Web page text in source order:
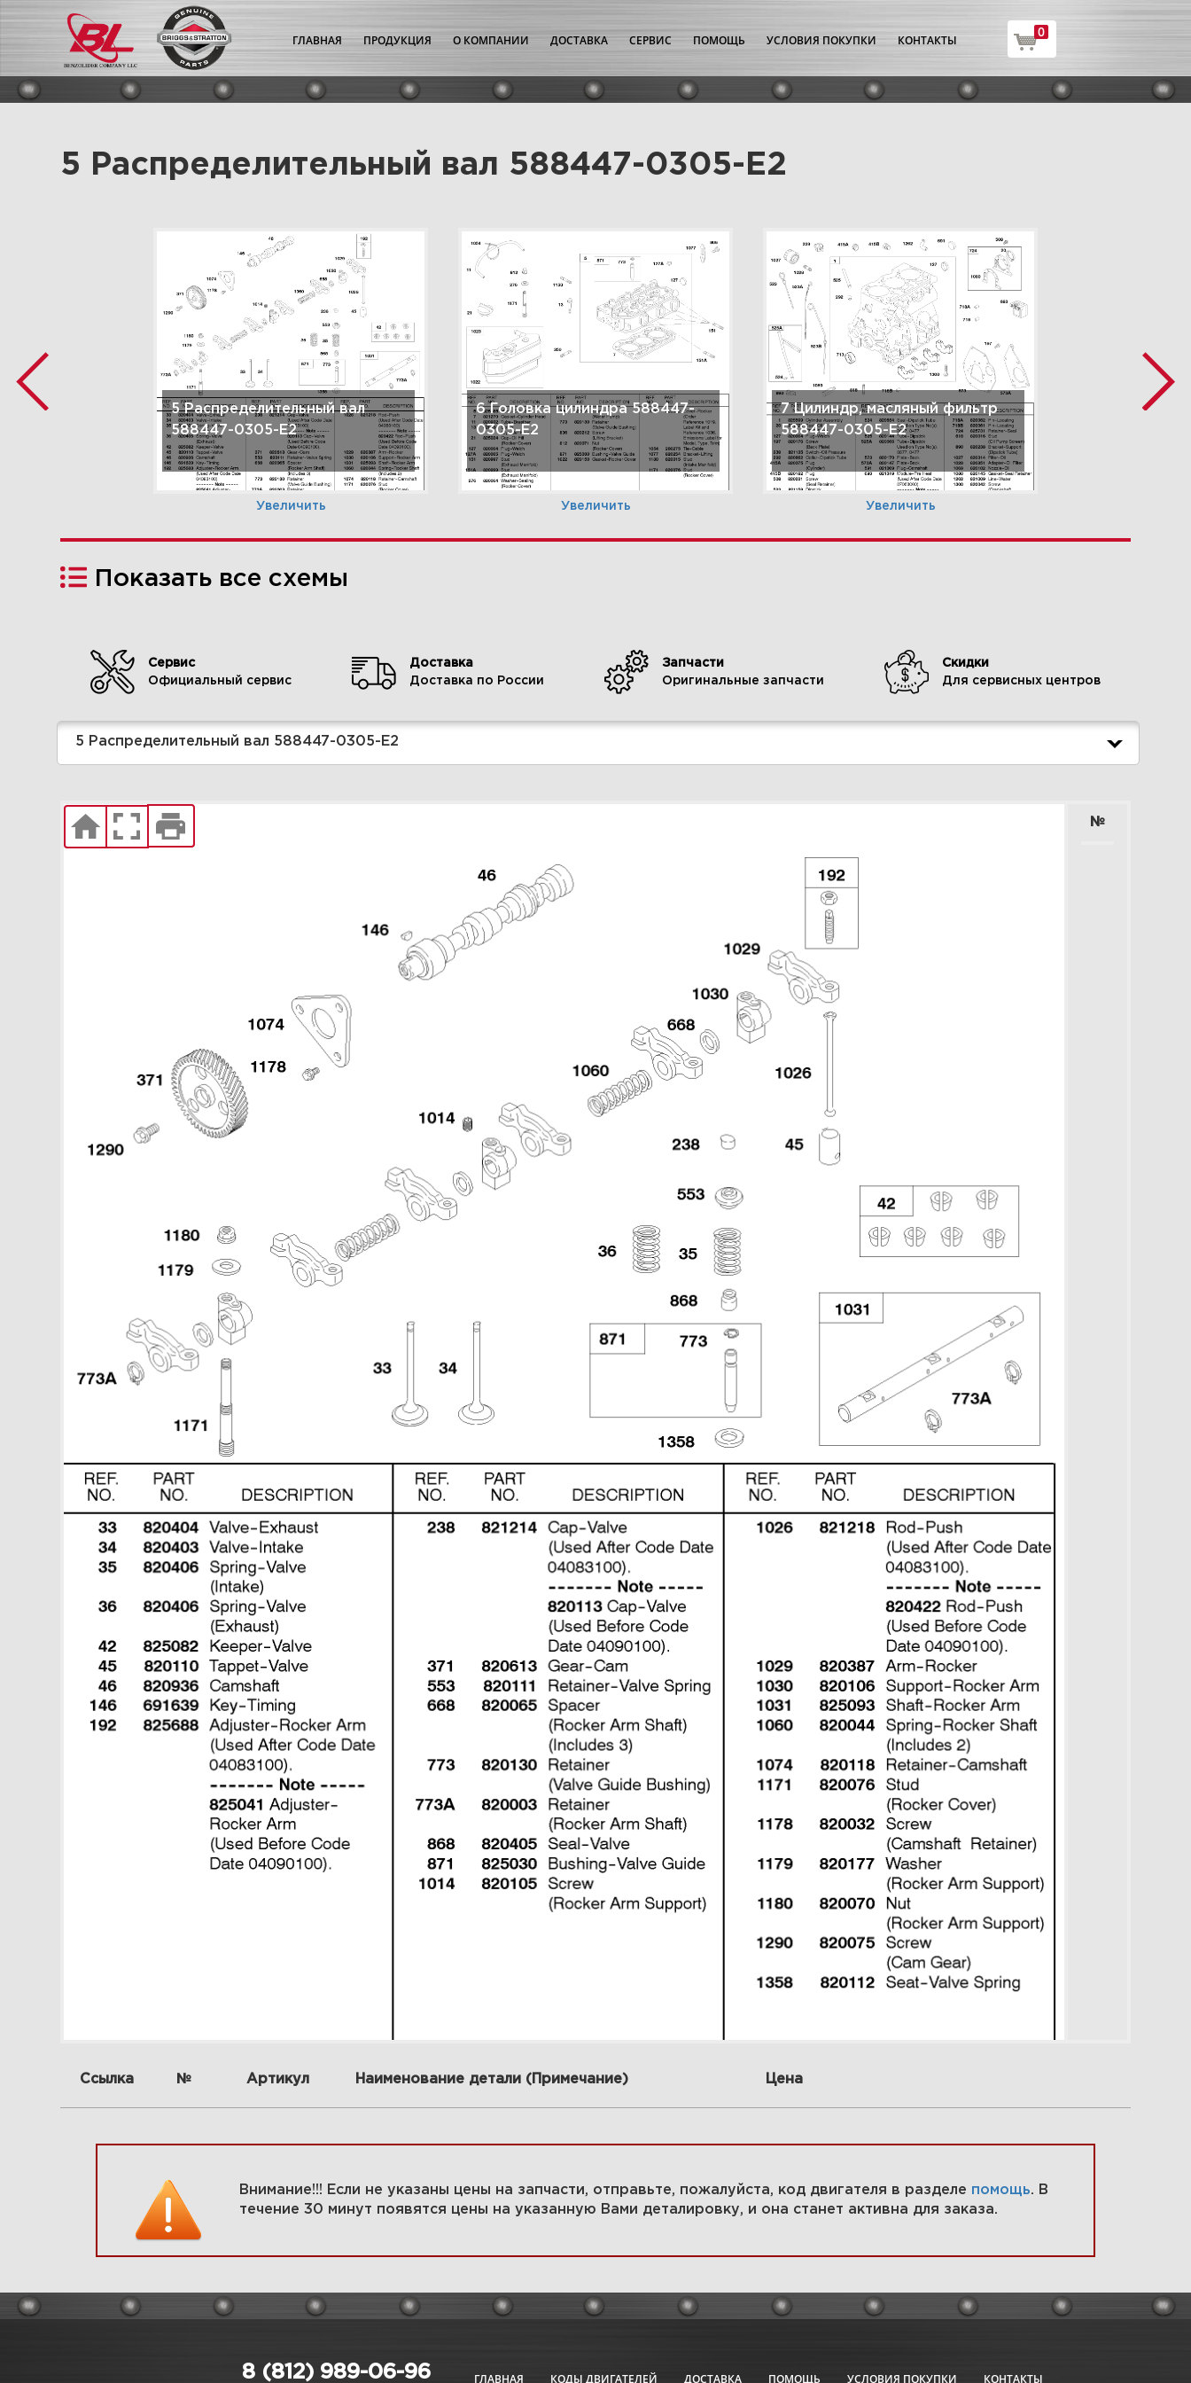
ГЛАВНАЯ ПРОДУКЦИЯ О КОМПАНИИ ДОСТАВКА СЕРВИС ПОМОЩЬ УСЛОВИЯ ПОКУПКИ КОНТАКТЫ
0
5 Распределительный вал 588447-0305-E2
5 Распределительный вал
588447-0305-E2
Увеличить
6 Головка цилиндра 588447-
0305-E2
Увеличить
7 Цилиндр, масляный фильтр
588447-0305-E2
Увеличить
двигателя 588447-0305-E2
9 Монтажные кронштейны
двигателя 588447-0305-E2
10 Корпус маховика, вал-
заглушка, маховик 588447-
топливный насос 588447-
Увеличить Увеличить
13 Корпус редуктора 588447-
0305-E2
14 Руководство по ремонту
588447-0305-E2
15 Глушитель, Адаптер
глушителя 588447-0305-E2
фильтр 588447-0305-E2
Увеличить
17 Поршень, маховик,
коленчатый вал 588447-0305-
E2
Увеличить
18 Радиатор, кронштейны
крепления радиатора 588447-
Увеличить
19 Зарядное устройство
Turbo, впускной, выпускной
коллектор 588447-0305-E2
Увеличить
20 Радиатор, вентилятор
радиатора, водяной насос
21 Водяная труба, труба для
слива масла 588447-0305-E2
1 1.0 KW Стартер -
электрический 588447-0305-
Увеличить
E2
Показать все схемы
Сервис
Официальный сервис
Доставка
Доставка по России
Запчасти
Оригинальные запчасти
Скидки
Для сервисных центров
5 Распределительный вал 588447-0305-E2
№
Ссылка № Артикул Наименование детали (Примечание) Цена
Внимание!!! Если не указаны цены на запчасти, отправьте, пожалуйста, код двигателя в разделе помощь. В
течение 30 минут появятся цены на указанную Вами деталировку, и она станет активна для заказа.
ГЛАВНАЯ КОДЫ ДВИГАТЕЛЕЙ ДОСТАВКА ПОМОЩЬ УСЛОВИЯ ПОКУПКИ КОНТАКТЫ
8 (812) 989-06-96